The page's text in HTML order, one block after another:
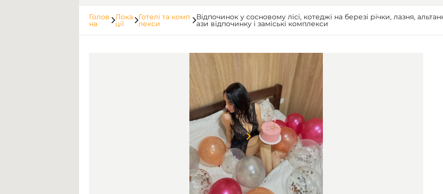
Голов
на
Лока
ції
Готелі та комп
лекси
Відпочинок у сосновому лісі, котеджі на березі річки, лазня,
ази відпочинку і заміські комплекси
Item
1
of